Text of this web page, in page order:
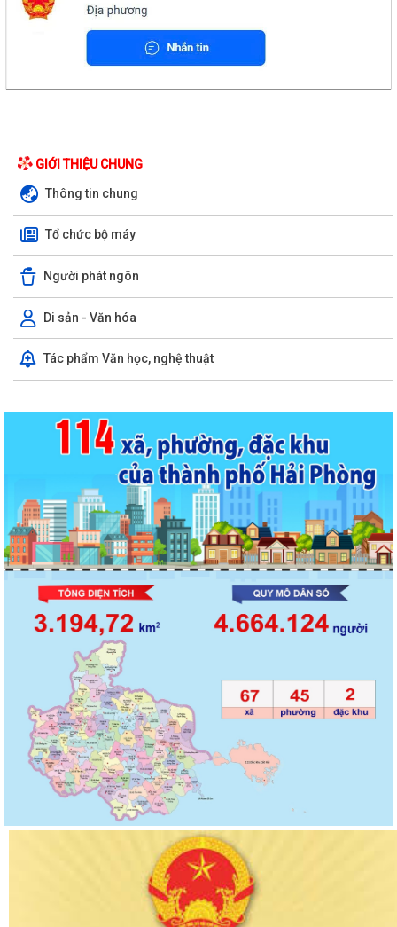
GIỚI THIỆU CHUNG
Thông tin chung
Tổ chức bộ máy
Người phát ngôn
Di sản - Văn hóa
Tác phẩm Văn học, nghệ thuật